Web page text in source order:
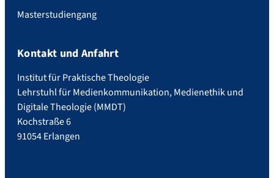
Masterstudiengang
Kontakt und Anfahrt
Institut für Praktische Theologie
Lehrstuhl für Medienkommunikation, Medienethik und
Digitale Theologie (MMDT)
Kochstraße 6
91054 Erlangen